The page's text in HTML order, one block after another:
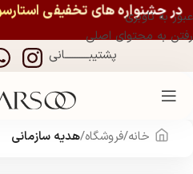
عبور به ناوبری
رفتن به محتوای اصلی
در جشنواره های تخفیفی
پشتیبــــــــــانی
خانه فروشگاه هدیه سازمانی